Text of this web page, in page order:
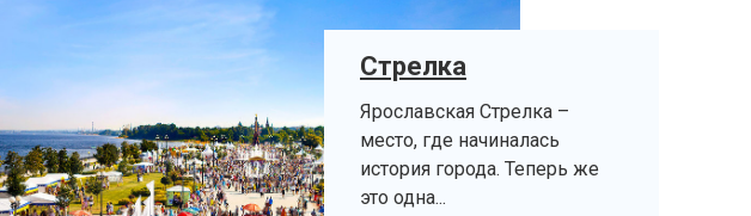
Стрелка
Ярославская Стрелка –
место, где начиналась
история города. Теперь же
это одна...